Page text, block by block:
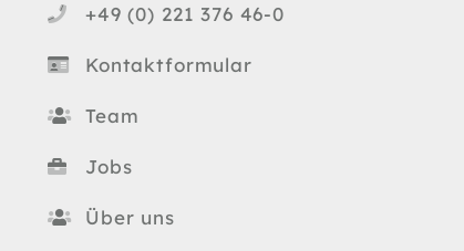
+49 (0) 221 376 46-0
Kontaktformular
Team
Jobs
Über uns